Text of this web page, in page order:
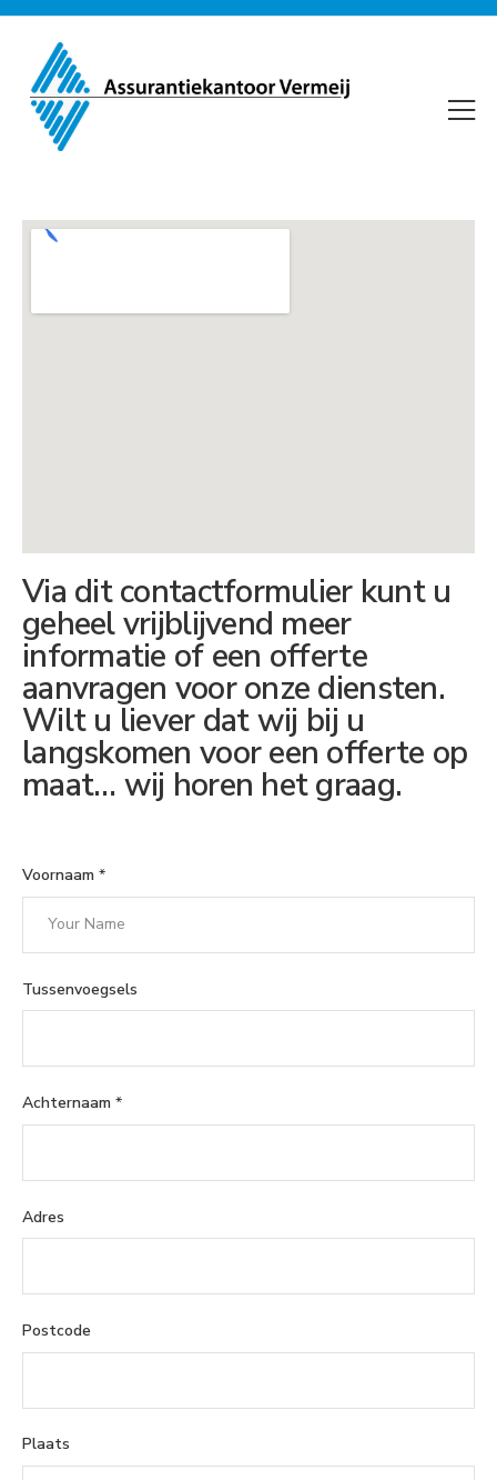
Via dit contactformulier kunt u
geheel vrijblijvend meer
informatie of een offerte
aanvragen voor onze diensten.
Wilt u liever dat wij bij u
langskomen voor een offerte op
maat… wij horen het graag.
Voornaam *
Tussenvoegsels
Achternaam *
Adres
Postcode
Plaats